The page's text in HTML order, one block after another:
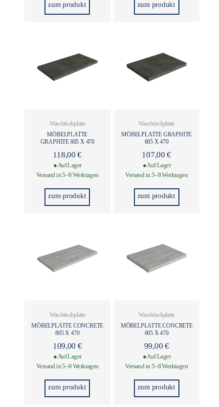
zum produkt zum produkt
Waschtischplatte
MÖBELPLATTE
GRAPHITE 805 X 470
118,00€
● Auf Lager
Versand in 5–8 Werktagen
zum produkt
Waschtischplatte
MÖBELPLATTE GRAPHITE
605 X 470
107,00€
● Auf Lager
Versand in 5–8 Werktagen
zum produkt
Waschtischplatte
MÖBELPLATTE CONCRETE
805 X 470
109,00 €
● Auf Lager
Versand in 5–8 Werktagen
zum produkt
Waschtischplatte
MÖBELPLATTE CONCRETE
605 X 470
99,00€
● Auf Lager
Versand in 5–8 Werktagen
zum produkt